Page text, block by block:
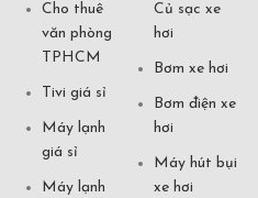
Cho thuê
văn phòng
TPHCM
Tivi giá sỉ
Máy lạnh
giá sỉ
Máy lạnh
Củ sạc xe
hơi
Bơm xe hơi
Bơm điện xe
hơi
Máy hút bụi
xe hơi